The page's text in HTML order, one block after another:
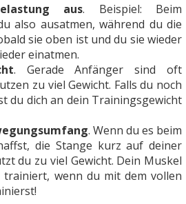
aus. Beispiel: Beim
also ausatmen, während du die
sie oben ist und du sie wieder
einatmen.
. Gerade Anfänger sind oft
zu viel Gewicht. Falls du noch
du dich an dein Trainingsgewicht
. Wenn du es beim
die Stange kurz auf deiner
du zu viel Gewicht. Dein Muskel
wenn du mit dem vollen